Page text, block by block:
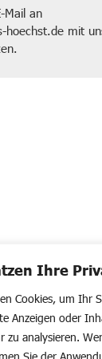
Ihre
Cookies, um Ihr
Anzeigen oder
zu analysieren.
Mail an
hoechst.de mit